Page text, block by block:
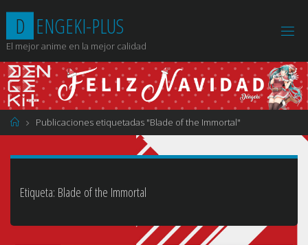
contenido
D ENGEKI-PLUS
El mejor anime en la mejor calidad
Página
de
Publicaciones etiquetadas "Blade of the Immortal"
Etiqueta: Blade of the Immortal